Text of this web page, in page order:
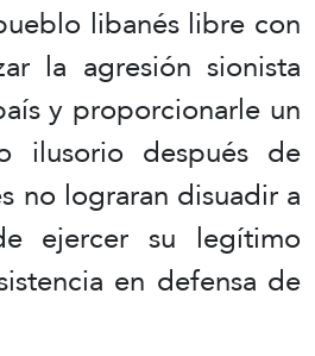
libanés libre con
la agresión sionista
y proporcionarle un
ilusorio después de
no lograran disuadir a
ejercer su legítimo
en defensa de